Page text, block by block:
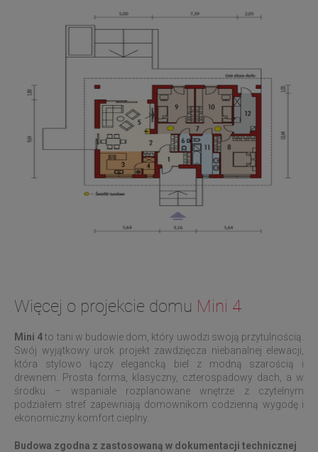
Więcej o projekcie domu Mini 4
Mini 4to tani w budowie dom, który uwodzi swoją przytulnością.
Swój wyjątkowy urok projekt zawdzięcza niebanalnej elewacji,
która stylowo łączy elegancką biel z modną szarością i
drewnem. Prosta forma, klasyczny, czterospadowy dach, a w
środku – wspaniale rozplanowane wnętrze z czytelnym
podziałem stref zapewniają domownikom codzienną wygodę i
ekonomiczny komfort cieplny.
Budowa zgodna z zastosowaną w dokumentacji technicznej